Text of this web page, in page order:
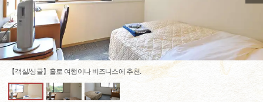
【객실/싱글】홀로 여행이나 비즈니스에 추천.